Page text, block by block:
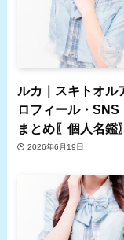
ルカ｜スキトオル
ロフィール・SNS
まとめ〖個人名鑑〗
2026年6月19日